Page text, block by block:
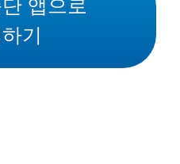
앱으로
기